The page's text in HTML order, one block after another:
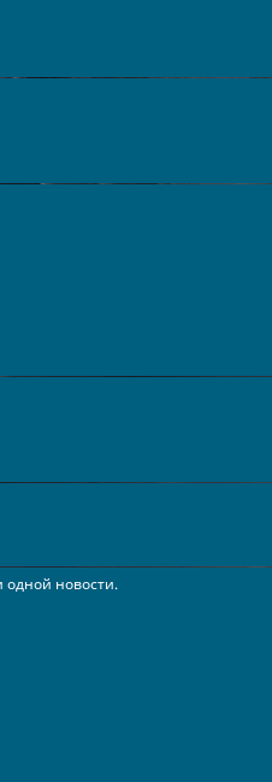
одной новости.